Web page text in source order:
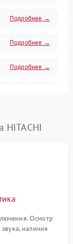
Подробнее →
Подробнее →
Подробнее →
HITACHI
Осмотр
наличия
тестовых